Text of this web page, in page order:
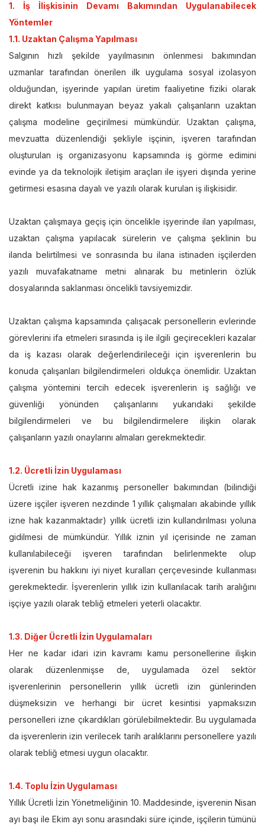
1. İş İlişkisinin Devamı Bakımından Uygulanabilecek
Yöntemler
1.1. Uzaktan Çalışma Yapılması
Salgının hızlı şekilde yayılmasının önlenmesi bakımından
uzmanlar tarafından önerilen ilk uygulama sosyal izolasyon
olduğundan, işyerinde yapılan üretim faaliyetine fiziki olarak
direkt katkısı bulunmayan beyaz yakalı çalışanların uzaktan
çalışma modeline geçirilmesi mümkündür. Uzaktan çalışma,
mevzuatta düzenlendiği şekliyle işçinin, işveren tarafından
oluşturulan iş organizasyonu kapsamında iş görme edimini
evinde ya da teknolojik iletişim araçları ile işyeri dışında yerine
getirmesi esasına dayalı ve yazılı olarak kurulan iş ilişkisidir.
Uzaktan çalışmaya geçiş için öncelikle işyerinde ilan yapılması,
uzaktan çalışma yapılacak sürelerin ve çalışma şeklinin bu
ilanda belirtilmesi ve sonrasında bu ilana istinaden işçilerden
yazılı muvafakatname metni alınarak bu metinlerin özlük
dosyalarında saklanması öncelikli tavsiyemizdir.
Uzaktan çalışma kapsamında çalışacak personellerin evlerinde
görevlerini ifa etmeleri sırasında iş ile ilgili geçirecekleri kazalar
da iş kazası olarak değerlendirileceği için işverenlerin bu
konuda çalışanları bilgilendirmeleri oldukça önemlidir. Uzaktan
çalışma yöntemini tercih edecek işverenlerin iş sağlığı ve
güvenliği yönünden çalışanlarını yukarıdaki şekilde
bilgilendirmeleri ve bu bilgilendirmelere ilişkin olarak
çalışanların yazılı onaylarını almaları gerekmektedir.
1.2. Ücretli İzin Uygulaması
Ücretli izine hak kazanmış personeller bakımından (bilindiği
üzere işçiler işveren nezdinde 1 yıllık çalışmaları akabinde yıllık
izne hak kazanmaktadır) yıllık ücretli izin kullandırılması yoluna
gidilmesi de mümkündür. Yıllık iznin yıl içerisinde ne zaman
kullanılabileceği işveren tarafından belirlenmekte olup
işverenin bu hakkını iyi niyet kuralları çerçevesinde kullanması
gerekmektedir. İşverenlerin yıllık izin kullanılacak tarih aralığını
işçiye yazılı olarak tebliğ etmeleri yeterli olacaktır.
1.3. Diğer Ücretli İzin Uygulamaları
Her ne kadar idari izin kavramı kamu personellerine ilişkin
olarak düzenlenmişse de, uygulamada özel sektör
işverenlerinin personellerin yıllık ücretli izin günlerinden
düşmeksizin ve herhangi bir ücret kesintisi yapmaksızın
personelleri izne çıkardıkları görülebilmektedir. Bu uygulamada
da işverenlerin izin verilecek tarih aralıklarını personellere yazılı
olarak tebliğ etmesi uygun olacaktır.
1.4. Toplu İzin Uygulaması
Yıllık Ücretli İzin Yönetmeliğinin 10. Maddesinde, işverenin Nisan
ayı başı ile Ekim ayı sonu arasındaki süre içinde, işçilerin tümünü